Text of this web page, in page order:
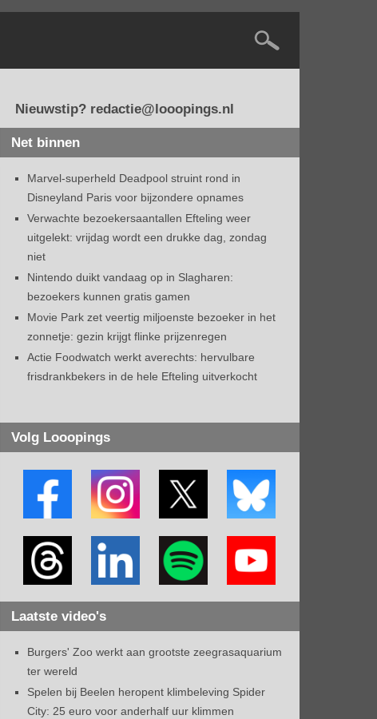
Nieuwstip? redactie@looopings.nl
Net binnen
Marvel-superheld Deadpool struint rond in
Disneyland Paris voor bijzondere opnames
Verwachte bezoekersaantallen Efteling weer
uitgelekt: vrijdag wordt een drukke dag, zondag
niet
Nintendo duikt vandaag op in Slagharen:
bezoekers kunnen gratis gamen
Movie Park zet veertig miljoenste bezoeker in het
zonnetje: gezin krijgt flinke prijzenregen
Actie Foodwatch werkt averechts: hervulbare
frisdrankbekers in de hele Efteling uitverkocht
Volg Looopings
Laatste video's
Burgers' Zoo werkt aan grootste zeegrasaquarium
ter wereld
Spelen bij Beelen heropent klimbeleving Spider
City: 25 euro voor anderhalf uur klimmen